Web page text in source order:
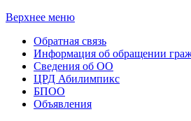
Верхнее меню
Обратная связь
Информация об обращении
Сведения об ОО
ЦРД Абилимпикс
БПОО
Объявления